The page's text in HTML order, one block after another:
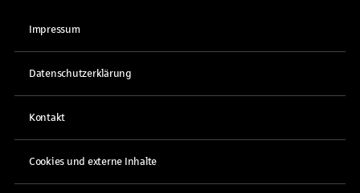
Impressum
Datenschutzerklärung
Kontakt
Cookies und externe Inhalte